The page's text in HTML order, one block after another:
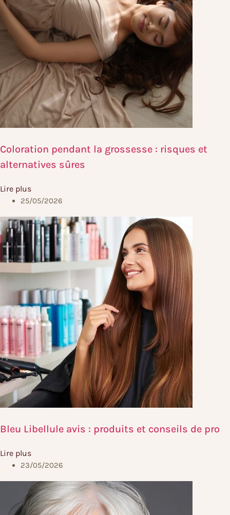
Coloration pendant la grossesse : risques et
alternatives sûres
Lire plus
25/05/2026
Bleu Libellule avis : produits et conseils de pro
Lire plus
23/05/2026